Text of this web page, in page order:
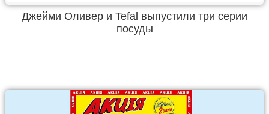
Джейми Оливер и Tefal выпустили три серии
посуды